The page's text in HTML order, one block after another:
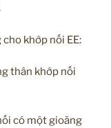
khớp nối EE:
thân khớp nối
có một gioăng